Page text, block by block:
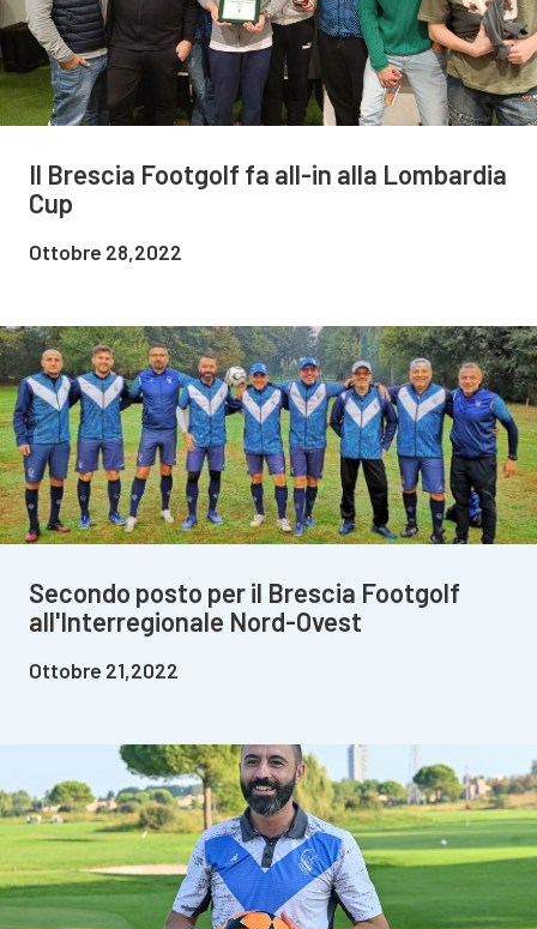
Il Brescia Footgolf fa all-in alla Lombardia
Cup
Ottobre 28,2022
Secondo posto per il Brescia Footgolf
all'Interregionale Nord-Ovest
Ottobre 21,2022